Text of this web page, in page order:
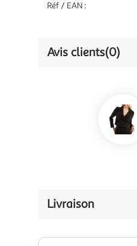
Réf / EAN :
Avis clients(0)
Livraison